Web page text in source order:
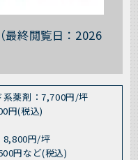
（最終閲覧日：2026
系薬剤：7,700円/坪
円(税込)
8,800円/坪
円など(税込)